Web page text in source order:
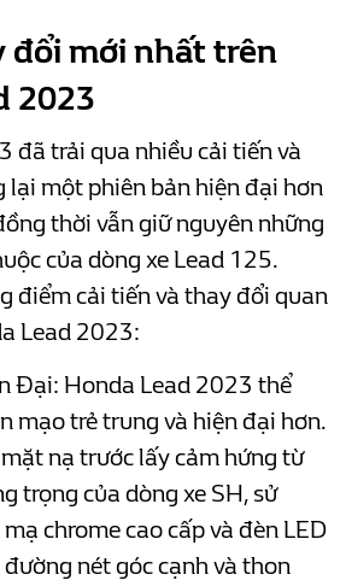
đổi mới nhất trên
2023
đã trải qua nhiều cải tiến và
lại một phiên bản hiện đại hơn
thời vẫn giữ nguyên những
của dòng xe Lead 125.
điểm cải tiến và thay đổi quan
Lead 2023:
Đại: Honda Lead 2023 thể
mạo trẻ trung và hiện đại hơn.
nạ trước lấy cảm hứng từ
trọng của dòng xe SH, sử
chrome cao cấp và đèn LED
nét góc cạnh và thon